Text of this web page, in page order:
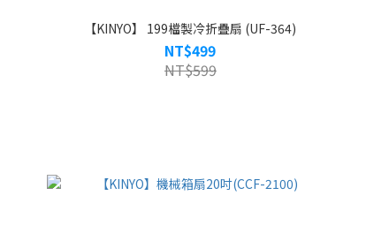
【KINYO】 199檔製冷折疊扇 (UF-364)
NT$499
NT$599